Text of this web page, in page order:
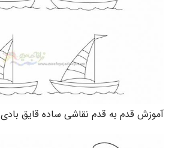
آموزش قدم به قدم نقاشی ساده قایق بادی